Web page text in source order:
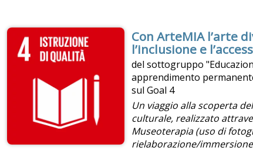
Con ArteMIA l’arte
l’inclusione e
del sottogruppo
apprendimento
sul Goal 4
Un viaggio alla scoperta
culturale, realizzato
Museoterapia (uso di
rielaborazione/